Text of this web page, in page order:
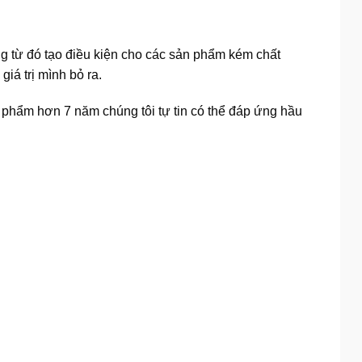
từ đó tạo điều kiện cho các sản phẩm kém chất
trị mình bỏ ra.
hơn 7 năm chúng tôi tự tin có thể đáp ứng hầu